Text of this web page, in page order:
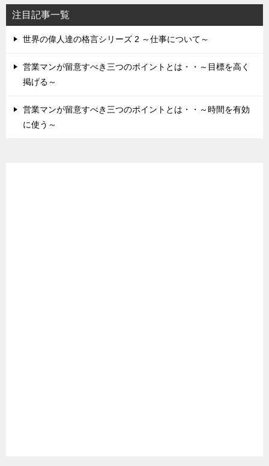
注目記事一覧
世界の偉人達の格言シリーズ 2 ～仕事について～
営業マンが留意すべき三つのポイントとは・・～目標を高く
掲げる～
営業マンが留意すべき三つのポイントとは・・～時間を有効
に使う～